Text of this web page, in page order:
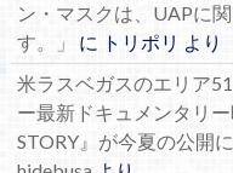
ン・マスクは、UAPに
す。」
に トリポリ より
米ラスベガスのエリア
ー最新ドキュメンタリ
STORY』が今夏の公開